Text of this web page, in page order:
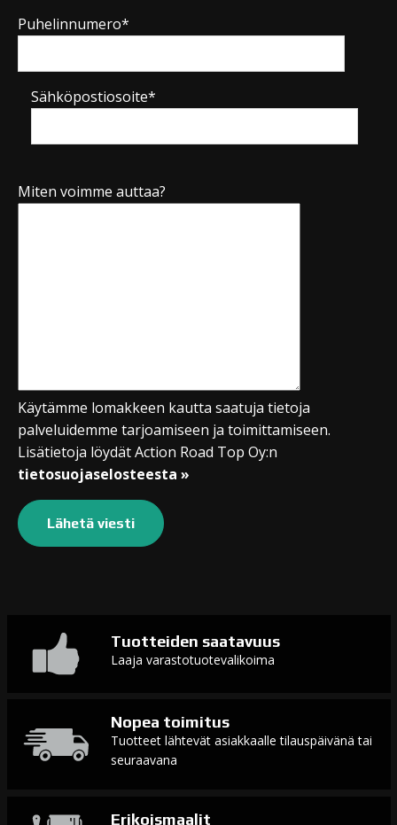
Puhelinnumero*
Sähköpostiosoite*
Miten voimme auttaa?
Käytämme lomakkeen kautta saatuja tietoja
palveluidemme tarjoamiseen ja toimittamiseen.
Lisätietoja löydät Action Road Top Oy:n
tietosuojaselosteesta »
Tuotteiden saatavuus
Laaja varastotuotevalikoima
Nopea toimitus
Tuotteet lähtevät asiakkaalle tilauspäivänä tai
seuraavana
Erikoismaalit